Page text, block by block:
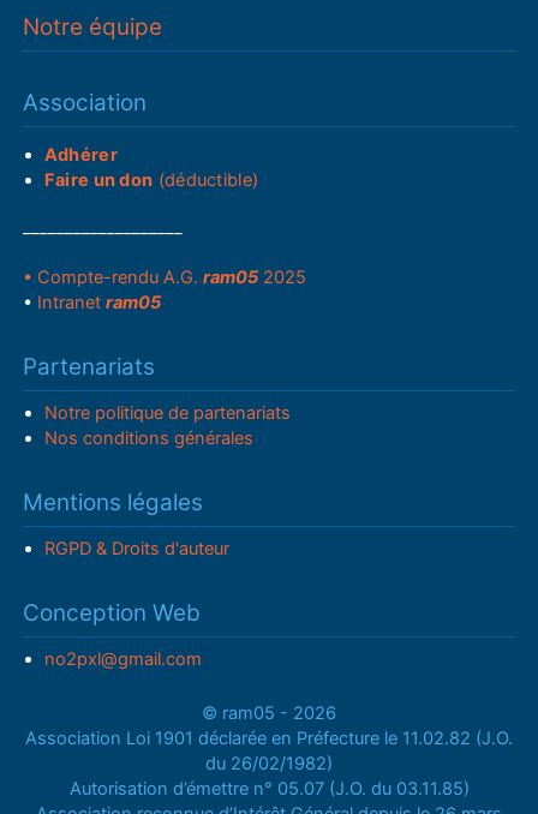
Notre équipe
Association
Adhérer
Faire un don (déductible)
• Compte-rendu A.G.ram05 2025
• Intranetram05
Partenariats
Notre politique de partenariats
Nos conditions générales
Mentions légales
RGPD & Droits d'auteur
Conception Web
no2pxl@gmail.com
© ram05 - 2026
Association Loi 1901 déclarée en Préfecture le 11.02.82 (J.O.
du 26/02/1982)
Autorisation d’émettre n° 05.07 (J.O. du 03.11.85)